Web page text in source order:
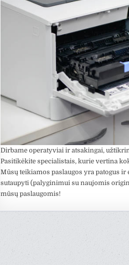
Dirbame operatyviai ir atsakingai,
Pasitikėkite specialistais, kurie vertina
Mūsų teikiamos paslaugos yra patogus
sutaupyti (palyginimui su naujomis
mūsų paslaugomis!